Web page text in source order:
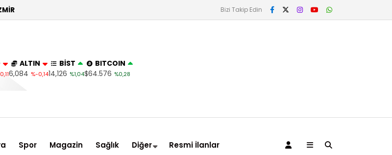
Bizi Takip Edin
ALTIN
6,084 %-0,14
BİST
14,126 %1,04
BITCOIN
$64.576 %0,28
Spor Magazin Sağlık Diğer Resmi İlanlar